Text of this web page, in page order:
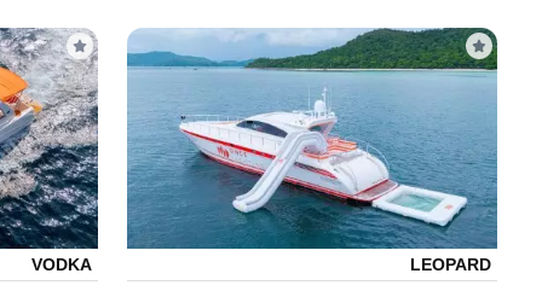
LEOPARD
VODKA